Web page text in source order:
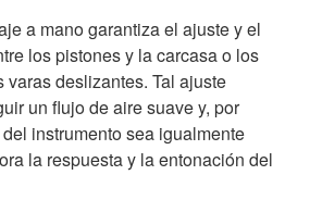
a mano garantiza el ajuste y el
los pistones y la carcasa o los
varas deslizantes. Tal ajuste
un flujo de aire suave y, por
instrumento sea igualmente
la respuesta y la entonación del